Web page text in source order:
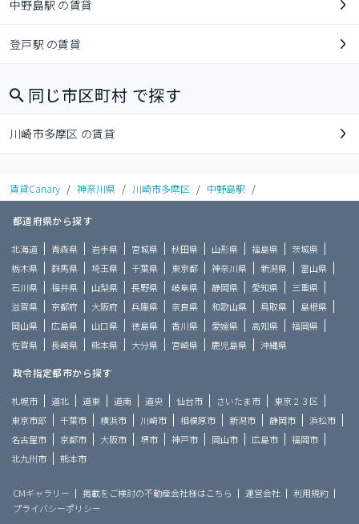
中野島駅 の賃貸
登戸駅 の賃貸
同じ市区町村 で探す
川崎市多摩区 の賃貸
賃貸Canary / 神奈川県 / 川崎市多摩区 / 中野島駅 /
都道府県から探す
北海道 青森県 岩手県 宮城県 秋田県 山形県 福島県
茨城県
栃木県
群馬県 埼玉県 千葉県 東京都 神奈川県 新潟県
富山県
石川県
福井県 山梨県 長野県 岐阜県 静岡県 愛知県
三重県
滋賀県
京都府 大阪府 兵庫県 奈良県 和歌山県 鳥取県
島根県
岡山県
広島県 山口県 徳島県 香川県 愛媛県 高知県
福岡県
佐賀県
長崎県 熊本県 大分県 宮崎県 鹿児島県 沖縄県
政令指定都市から探す
札幌市 道北 道東 道南 道央 仙台市 さいたま市
東京２３区
東京市部
千葉市 横浜市 川崎市 相模原市 新潟市 静岡市
浜松市
名古屋市
京都市 大阪市 堺市 神戸市 岡山市 広島市
福岡市
北九州市
熊本市
CMギャラリー 掲載をご検討の不動産会社様はこちら 運営会社
利用規約
プライバシーポリシー